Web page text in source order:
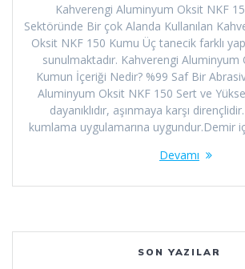
Kahverengi Aluminyum Oksit NKF
Sektöründe Bir çok Alanda Kullanılan
Oksit NKF 150 Kumu Üç tanecik farklı
sunulmaktadır. Kahverengi Aluminyum
Kumun İçeriği Nedir? %99 Saf Bir
Aluminyum Oksit NKF 150 Sert ve
dayanıklıdır, aşınmaya karşı
kumlama uygulamarına uygundur.Demir
Devamı
SON YAZILAR